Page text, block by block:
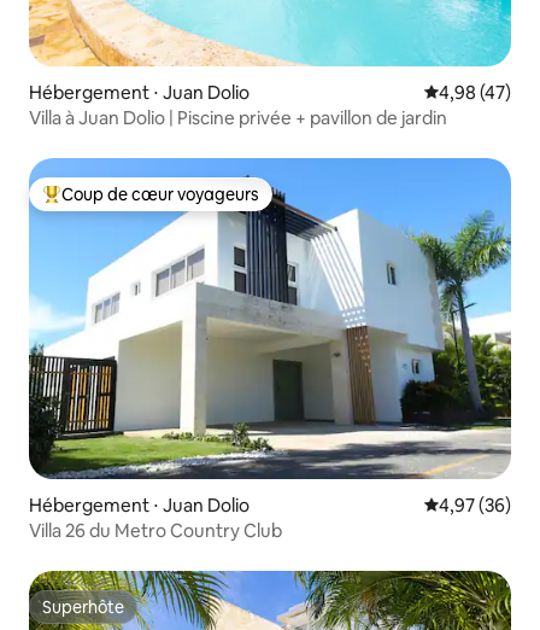
Hébergement ⋅ Juan Dolio Évaluation
4,98 (47)
Villa à Juan Dolio | Piscine privée + pavillon de jardin
Coups de cœur voyageurs les plus appréciés
Coup de cœur voyageurs
Hébergement ⋅ Juan Dolio Évaluation
4,97 (36)
Villa 26 du Metro Country Club
Superhôte
Superhôte